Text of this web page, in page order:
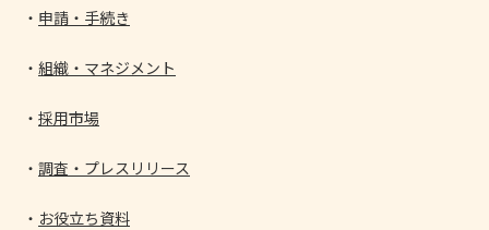
申請・手続き
組織・マネジメント
採用市場
調査・プレスリリース
お役立ち資料